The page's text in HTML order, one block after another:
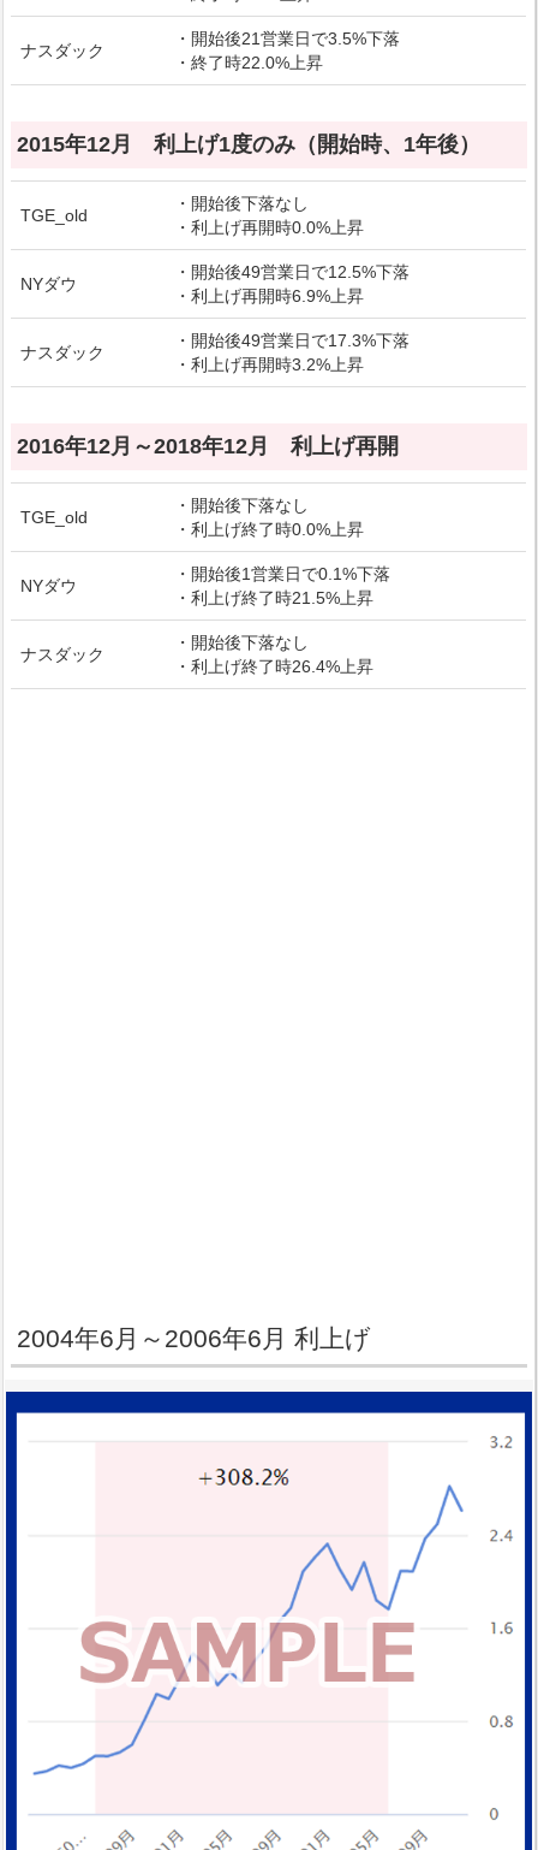
ナスダック
・開始後21営業日で3.5%下落
・終了時22.0%上昇
2015年12月 利上げ1度のみ（開始時、1年後）
TGE_old
・開始後下落なし
・利上げ再開時0.0%上昇
NYダウ
・開始後49営業日で12.5%下落
・利上げ再開時6.9%上昇
ナスダック
・開始後49営業日で17.3%下落
・利上げ再開時3.2%上昇
2016年12月～2018年12月 利上げ再開
TGE_old
・開始後下落なし
・利上げ終了時0.0%上昇
NYダウ
・開始後1営業日で0.1%下落
・利上げ終了時21.5%上昇
ナスダック
・開始後下落なし
・利上げ終了時26.4%上昇
2004年6月～2006年6月 利上げ